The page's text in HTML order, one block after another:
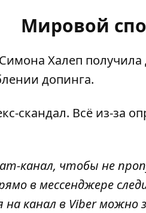
Мировой
Симона Халеп
допинга.
скандал. Всё из-за
канал, чтобы не
в мессенджере
на канал в Viber можно